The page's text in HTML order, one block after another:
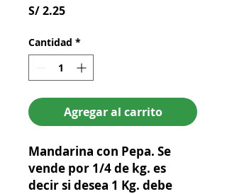
S/ 2.25Precio
Cantidad *
Agregar al carrito
Mandarina con Pepa. Se
vende por 1/4 de kg. es
decir si desea 1 Kg. debe